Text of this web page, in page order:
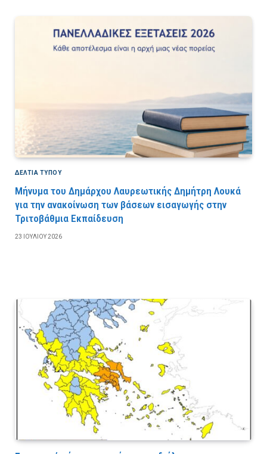
ΔΕΛΤΙΑ ΤΥΠΟΥ
Μήνυμα του Δημάρχου Λαυρεωτικής Δημήτρη Λουκά
για την ανακοίνωση των βάσεων εισαγωγής στην
Τριτοβάθμια Εκπαίδευση
23 ΙΟΥΛΊΟΥ 2026